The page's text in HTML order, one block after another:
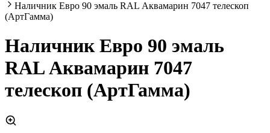
Наличник Евро 90 эмаль RAL Аквамарин 7047 телескоп
(АртГамма)
Наличник Евро 90 эмаль
RAL Аквамарин 7047
телескоп (АртГамма)